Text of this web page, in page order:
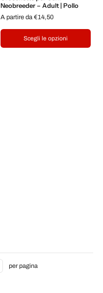
Neobreeder – Adult | Pollo
A partire da €14,50
Scegli le opzioni
per pagina